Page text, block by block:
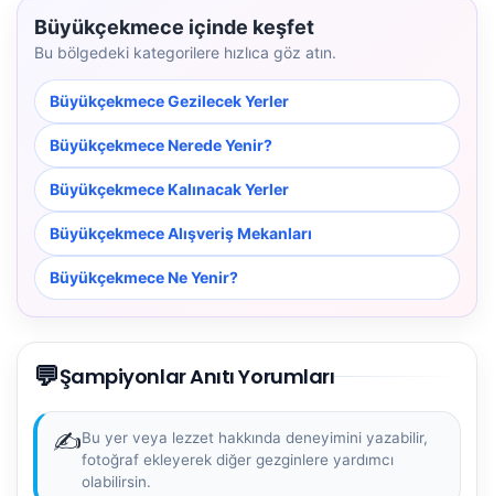
Büyükçekmece içinde keşfet
Bu bölgedeki kategorilere hızlıca göz atın.
Büyükçekmece Gezilecek Yerler
Büyükçekmece Nerede Yenir?
Büyükçekmece Kalınacak Yerler
Büyükçekmece Alışveriş Mekanları
Büyükçekmece Ne Yenir?
💬Şampiyonlar Anıtı Yorumları
✍️Bu yer veya lezzet hakkında deneyimini yazabilir,
fotoğraf ekleyerek diğer gezginlere yardımcı
olabilirsin.